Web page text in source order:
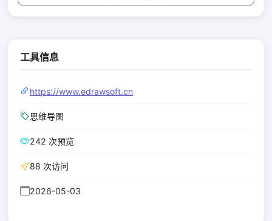
工具信息
https://www.edrawsoft.cn
思维导图
242 次预览
88 次访问
2026-05-03